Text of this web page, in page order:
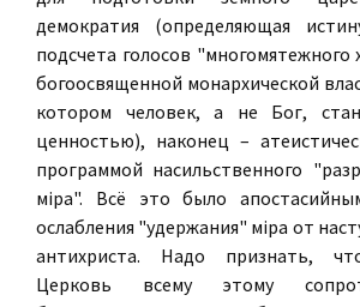
демократия (определяющая
подсчета голосов "многомятежного
богоосвященной монархической
котором человек, а не Бог,
ценностью), наконец –
программой насильственного
мiра". Всё это было
ослабления "удержания" мiра от
антихриста. Надо признать,
Церковь всему этому